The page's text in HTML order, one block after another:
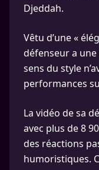
Djeddah.
Vêtu d’une «
défenseur a
sens du style
performances
La vidéo de sa
avec plus de 8
des réactions
humoristiques.